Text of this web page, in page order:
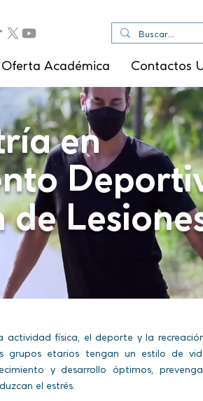
Oferta Académica Contactos
en
de
actividad física, el deporte y la
grupos etarios tengan un estilo de
y desarrollo óptimos,
el estrés.